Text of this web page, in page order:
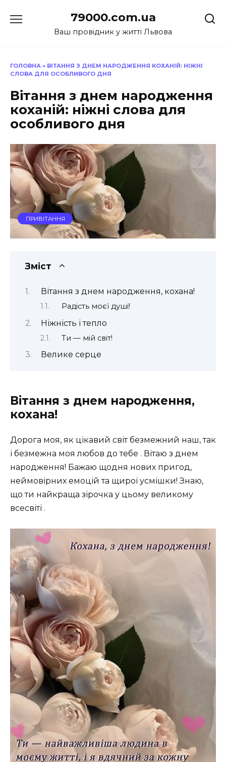
до
79000.com.ua
Ваш провідник у житті Львова
ГОЛОВНА » ВІТАННЯ З ДНЕМ НАРОДЖЕННЯ КОХАНІЙ: НІЖНІ
СЛОВА ДЛЯ ОСОБЛИВОГО ДНЯ
Вітання з днем народження
коханій: ніжні слова для
особливого дня
ПРИВІТАННЯ
Зміст
Вітання з днем народження, кохана!
Радість моєї душі!
Ніжність і тепло
Ти — мій світ!
Велике серце
Вітання з днем народження,
кохана!
Дорога моя, як цікавий світ безмежний наш, так
і безмежна моя любов до тебе . Вітаю з днем
народження! Бажаю щодня нових пригод,
неймовірних емоцій та щирої усмішки! Знаю,
що ти найкраща зірочка у цьому великому
всесвіті .